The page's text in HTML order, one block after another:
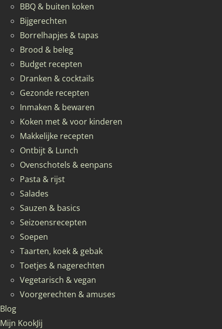
BBQ & buiten koken
Bijgerechten
Borrelhapjes & tapas
Brood & beleg
Budget recepten
Dranken & cocktails
Gezonde recepten
Inmaken & bewaren
Koken met & voor kinderen
Makkelijke recepten
Ontbijt & Lunch
Ovenschotels & eenpans
Pasta & rijst
Salades
Sauzen & basics
Seizoensrecepten
Soepen
Taarten, koek & gebak
Toetjes & nagerechten
Vegetarisch & vegan
Voorgerechten & amuses
Blog
Mijn KookJij